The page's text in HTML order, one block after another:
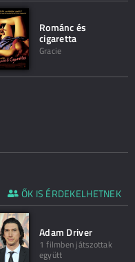
Románc és
cigaretta
Gracie
ŐK IS ÉRDEKELHETNEK
Adam Driver
1 filmben játszottak
együtt